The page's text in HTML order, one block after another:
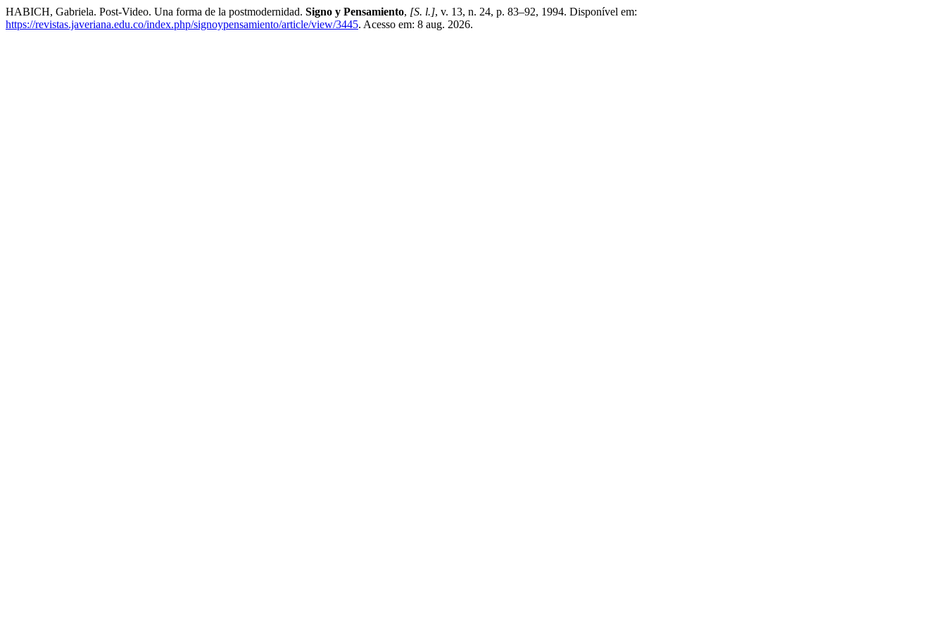
HABICH, Gabriela. Post-Video. Una forma de la postmodernidad. Signo y Pensamiento, [S. l.], v. 13, n. 24, p. 83–92, 1994. Disponível em:
https://revistas.javeriana.edu.co/index.php/signoypensamiento/article/view/3445. Acesso em: 8 aug. 2026.